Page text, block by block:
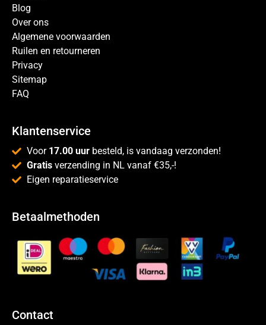
Blog
Over ons
Algemene voorwaarden
Ruilen en retourneren
Privacy
Sitemap
FAQ
Klantenservice
Voor 17.00 uur besteld, is vandaag verzonden!
Gratis verzending in NL vanaf €35,-!
Eigen reparatieservice
Betaalmethoden
Contact